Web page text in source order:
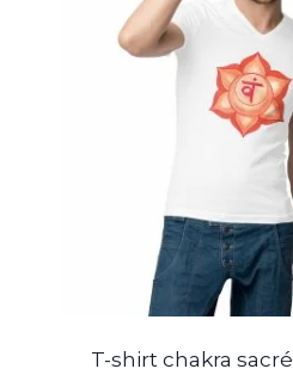
T-shirt chakra sacré